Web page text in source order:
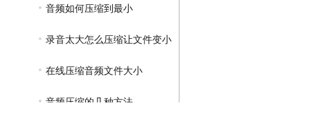
音频如何压缩到最小
录音太大怎么压缩让文件变小
在线压缩音频文件大小
音频压缩的几种方法